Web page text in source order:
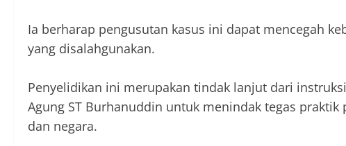
Ia berharap pengusutan kasus ini dapat mencegah
yang disalahgunakan.
Penyelidikan ini merupakan tindak lanjut dari
Agung ST Burhanuddin untuk menindak tegas
dan negara.